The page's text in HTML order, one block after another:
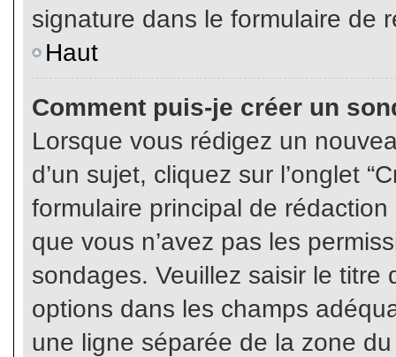
signature dans le formulaire de
Haut
Comment puis-je créer un
Lorsque vous rédigez un
d’un sujet, cliquez sur l’onglet
formulaire principal de
que vous n’avez pas les
sondages. Veuillez saisir le
options dans les champs
une ligne séparée de la zone